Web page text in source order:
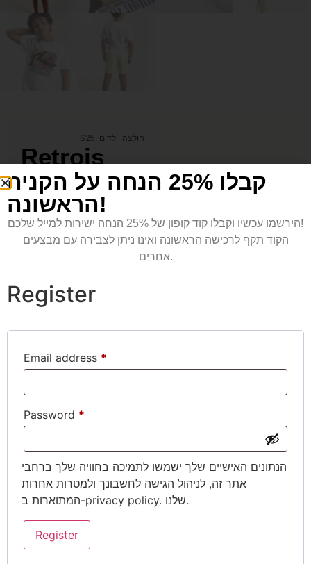
S25, חולצה, ילדים
Retrois
Teen –
White
139.00₪
באתר מקבלים מגוון
קבלו 25% הנחה על הקניה
הראשונה!
הירשמו עכשיו וקבלו קוד קופון של 25% הנחה ישירות למייל שלכם!
הקוד תקף לרכישה הראשונה ואינו ניתן לצבירה עם מבצעים
אחרים.
Register
Email address *
Password *
הנתונים האישיים שלך ישמשו לתמיכה בחוויה שלך ברחבי
אתר זה, לניהול הגישה לחשבונך ולמטרות אחרות
המתוארות ב-privacy policy . שלנו.
Register